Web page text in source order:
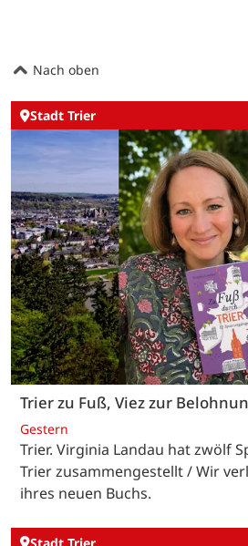
Nach oben
Stadt Trier
Trier zu Fuß, Viez zur
Gestern
Trier. Virginia Landau hat zwölf
Trier zusammengestellt / Wir
ihres neuen Buchs.